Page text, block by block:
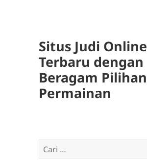
Situs Judi Online
Terbaru dengan
Beragam Pilihan
Permainan
Cari
untuk: